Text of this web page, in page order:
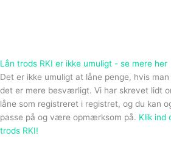
Lån trods RKI er ikke umuligt - se mere her
Det er ikke umuligt at låne penge, hvis
det er mere besværligt. Vi har skrevet lidt
låne som registreret i registret, og du kan
passe på og være opmærksom på. Klik ind
trods RKI!